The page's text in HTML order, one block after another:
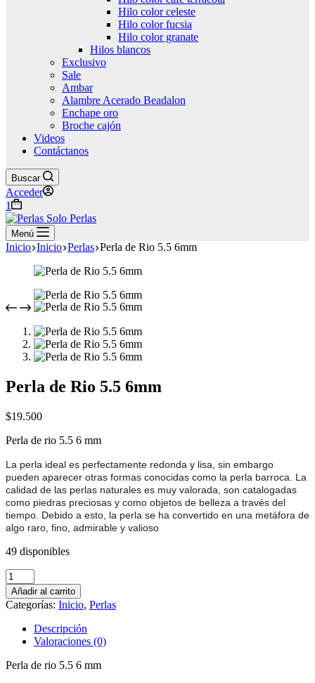
Hilo color celeste
Hilo color fucsia
Hilo color granate
Hilos blancos
Exclusivo
Sale
Ambar
Alambre Acerado Beadalon
Enchape oro
Broche cajón
Videos
Contáctanos
Buscar
Acceder
Carro
de
compra
1
Menú
Inicio Inicio Perlas Perla de Rio 5.5 6mm
Perla de Rio 5.5 6mm
$19.500
Perla de rio 5.5 6 mm
La perla ideal es perfectamente redonda y lisa, sin embargo
pueden aparecer otras formas conocidas como la perla barroca. La
calidad de las perlas naturales es muy valorada, son catalogadas
como piedras preciosas y como objetos de belleza a través del
tiempo. Debido a esto, la perla se ha convertido en una metáfora de
algo raro, fino, admirable y valioso
49 disponibles
Perla
de
Rio
5.5
6mm
cantidad
Añadir al carrito
Categorías: Inicio, Perlas
Descripción
Valoraciones (0)
Perla de rio 5.5 6 mm